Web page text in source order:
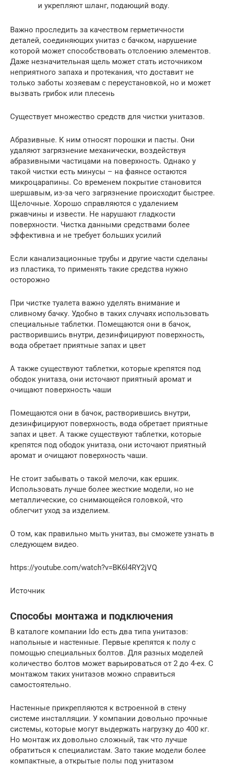
и укрепляют шланг, подающий воду.
Важно проследить за качеством герметичности
деталей, соединяющих унитаз с бачком, нарушение
которой может способствовать отслоению элементов.
Даже незначительная щель может стать источником
неприятного запаха и протекания, что доставит не
только заботы хозяевам с переустановкой, но и может
вызвать грибок или плесень
Существует множество средств для чистки унитазов.
Абразивные. К ним относят порошки и пасты. Они
удаляют загрязнение механически, воздействуя
абразивными частицами на поверхность. Однако у
такой чистки есть минусы – на фаянсе остаются
микроцарапины. Со временем покрытие становится
шершавым, из-за чего загрязнение происходит быстрее.
Щелочные. Хорошо справляются с удалением
ржавчины и извести. Не нарушают гладкости
поверхности. Чистка данными средствами более
эффективна и не требует больших усилий
Если канализационные трубы и другие части сделаны
из пластика, то применять такие средства нужно
осторожно
При чистке туалета важно уделять внимание и
сливному бачку. Удобно в таких случаях использовать
специальные таблетки. Помещаются они в бачок,
растворившись внутри, дезинфицируют поверхность,
вода обретает приятные запах и цвет
А также существуют таблетки, которые крепятся под
ободок унитаза, они источают приятный аромат и
очищают поверхность чаши
Помещаются они в бачок, растворившись внутри,
дезинфицируют поверхность, вода обретает приятные
запах и цвет. А также существуют таблетки, которые
крепятся под ободок унитаза, они источают приятный
аромат и очищают поверхность чаши.
Не стоит забывать о такой мелочи, как ершик.
Использовать лучше более жесткие модели, но не
металлические, со снимающейся головкой, что
облегчит уход за изделием.
О том, как правильно мыть унитаз, вы сможете узнать в
следующем видео.
https://youtube.com/watch?v=BK6l4RY2jVQ
Источник
Способы монтажа и подключения
В каталоге компании Ido есть два типа унитазов:
напольные и настенные. Первые крепятся к полу с
помощью специальных болтов. Для разных моделей
количество болтов может варьироваться от 2 до 4-ех. С
монтажом таких унитазов можно справиться
самостоятельно.
Настенные прикрепляются к встроенной в стену
системе инсталляции. У компании довольно прочные
системы, которые могут выдержать нагрузку до 400 кг.
Но монтаж их довольно сложный, так что лучше
обратиться к специалистам. Зато такие модели более
компактные, а открытые полы под унитазом